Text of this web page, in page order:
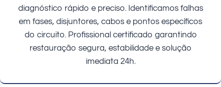
diagnóstico rápido e preciso. Identificamos falhas
em fases, disjuntores, cabos e pontos específicos
do circuito. Profissional certificado garantindo
restauração segura, estabilidade e solução
imediata 24h.